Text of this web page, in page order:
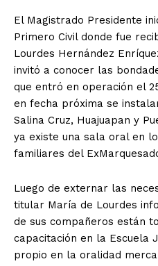
El Magistrado Presidente
Primero Civil donde fue
Lourdes Hernández
invitó a conocer las
que entró en operación el
en fecha próxima se
Salina Cruz, Huajuapan y
ya existe una sala oral en
familiares del
Luego de externar las
titular María de Lourdes
de sus compañeros están
capacitación en la Escuela
propio en la oralidad